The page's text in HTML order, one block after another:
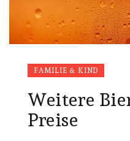
FAMILIE & KIND
Weitere
Preise